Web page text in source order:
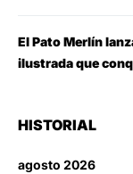
El Pato Merlín
ilustrada que
HISTORIAL
agosto 2026